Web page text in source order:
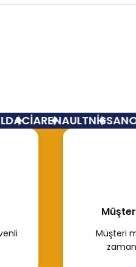
RENAULTNİSSAN
Müşteri